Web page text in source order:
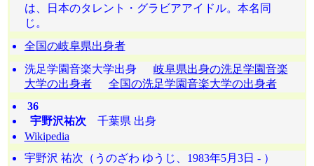
は、日本のタレント・グラビアアイドル。本名同
じ。
全国の岐阜県出身者
洗足学園音楽大学出身 岐阜県出身の洗足学園音楽
大学の出身者
全国の洗足学園音楽大学の出身者
36
宇野沢祐次 千葉県 出身
Wikipedia
宇野沢 祐次（うのざわ ゆうじ、1983年5月3日 - ）